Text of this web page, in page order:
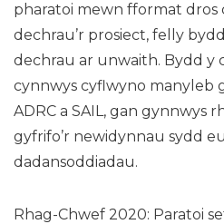
pharatoi mewn fformat dros
dechrau’r prosiect, felly
dechrau ar unwaith. Bydd y
cynnwys cyflwyno manyleb
ADRC a SAIL, gan gynnwys
gyfrifo’r newidynnau sydd
dadansoddiadau.
Rhag-Chwef 2020: Paratoi